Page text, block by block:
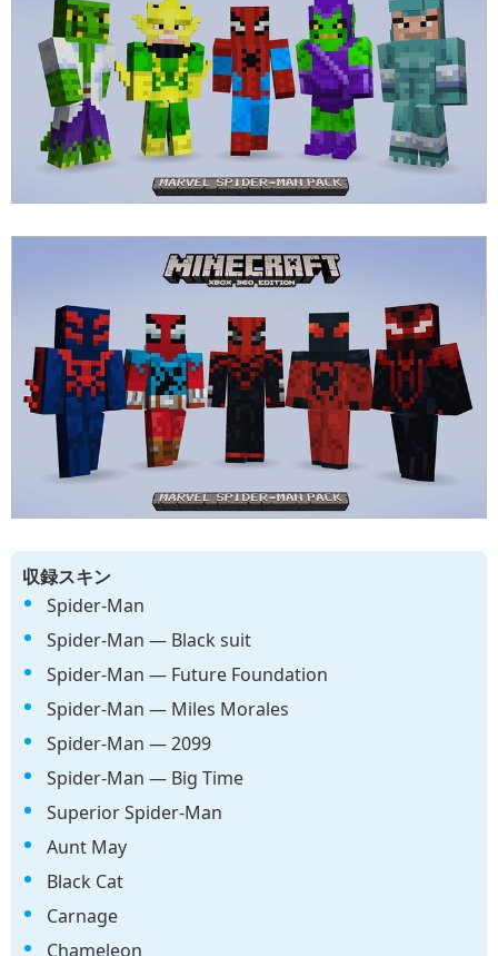
収録スキン
Spider-Man
Spider-Man ― Black suit
Spider-Man ― Future Foundation
Spider-Man ― Miles Morales
Spider-Man ― 2099
Spider-Man ― Big Time
Superior Spider-Man
Aunt May
Black Cat
Carnage
Chameleon